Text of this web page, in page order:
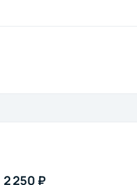
2 250 ₽